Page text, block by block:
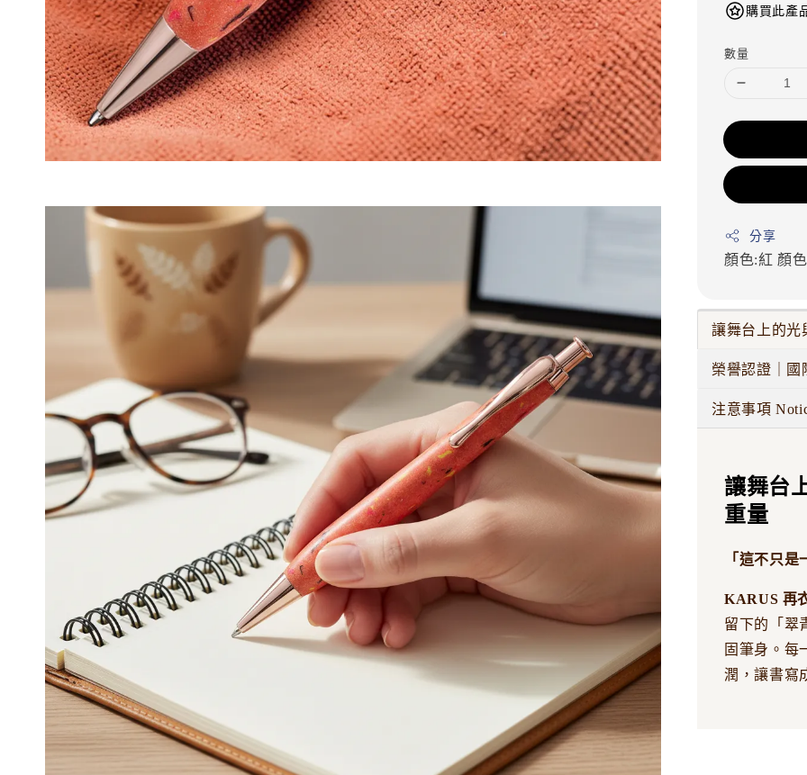
購買此產
數量
分享
顏色:紅 顏
讓舞台上的光
榮譽認證｜國
注意事項
讓舞台
重量
「這不只
KARUS 再
留下的「翠
固筆身。每
潤，讓書寫